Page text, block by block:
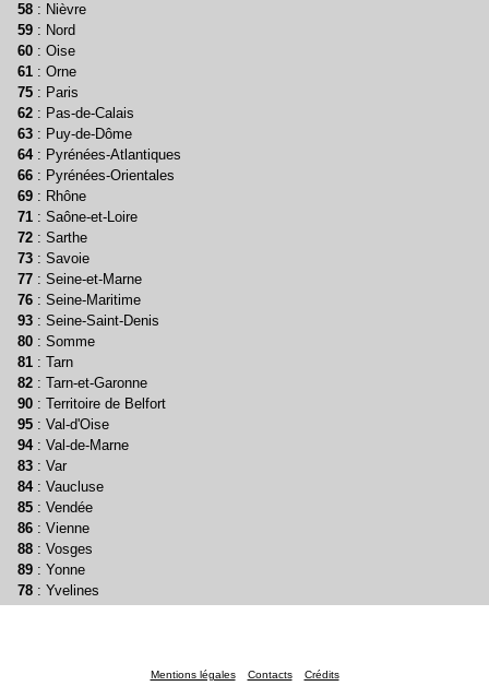
58 : Nièvre
59 : Nord
60 : Oise
61 : Orne
75 : Paris
62 : Pas-de-Calais
63 : Puy-de-Dôme
64: Pyrénées-Atlantiques
66 : Pyrénées-Orientales
69 : Rhône
71 : Saône-et-Loire
72 : Sarthe
73 : Savoie
77 : Seine-et-Marne
76 : Seine-Maritime
93 : Seine-Saint-Denis
80 : Somme
81 : Tarn
82 : Tarn-et-Garonne
90 : Territoire de Belfort
95 : Val-d'Oise
94: Val-de-Marne
83 : Var
84: Vaucluse
85 : Vendée
86 : Vienne
88 : Vosges
89 : Yonne
78 : Yvelines
Mentions légales Contacts Crédits